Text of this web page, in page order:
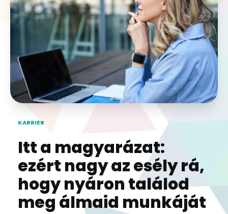
KARRIER
Itt a magyarázat:
ezért nagy az esély rá,
hogy nyáron találod
meg álmaid munkáját